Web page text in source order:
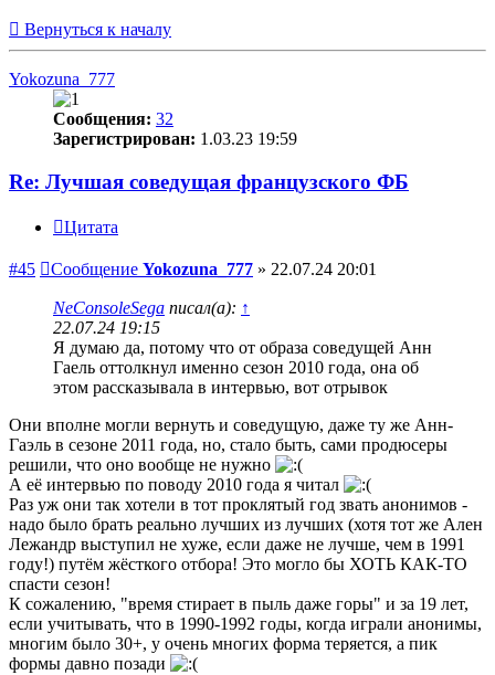
Вернуться к началу
Yokozuna_777
Сообщения: 32
Зарегистрирован: 1.03.23 19:59
Re: Лучшая соведущая французского ФБ
Цитата
#45 Сообщение Yokozuna_777 » 22.07.24 20:01
NeConsoleSega писал(а): ↑
22.07.24 19:15
Я думаю да, потому что от образа соведущей Анн
Гаель оттолкнул именно сезон 2010 года, она об
этом рассказывала в интервью, вот отрывок
Они вполне могли вернуть и соведущую, даже ту же Анн-
Гаэль в сезоне 2011 года, но, стало быть, сами продюсеры
решили, что оно вообще не нужно
А её интервью по поводу 2010 года я читал
Раз уж они так хотели в тот проклятый год звать анонимов -
надо было брать реально лучших из лучших (хотя тот же Ален
Лежандр выступил не хуже, если даже не лучше, чем в 1991
году!) путём жёсткого отбора! Это могло бы ХОТЬ КАК-ТО
спасти сезон!
К сожалению, "время стирает в пыль даже горы" и за 19 лет,
если учитывать, что в 1990-1992 годы, когда играли анонимы,
многим было 30+, у очень многих форма теряется, а пик
формы давно позади